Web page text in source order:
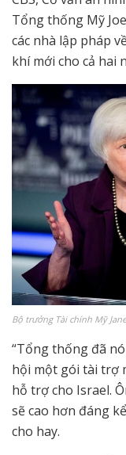
Tổng thống Mỹ
các nhà lập pháp
khí mới cho cả hai
Bộ trưởng Tài chính Mỹ
“Tổng thống đã
hội một gói tài trợ
hỗ trợ cho Israel.
sẽ cao hơn đáng
cho hay.